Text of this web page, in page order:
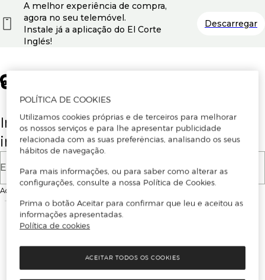
Insira o seu email para se registar ou
iniciar sessão.
E-mail
Ao continuar, aceitas as
A melhor experiência de compra,
agora no seu telemóvel.
Instale já a aplicação do El Corte
Inglés!
Descarregar
POLÍTICA DE COOKIES
Utilizamos cookies próprias e de terceiros para melhorar
os nossos serviços e para lhe apresentar publicidade
relacionada com as suas preferências, analisando os seus
hábitos de navegação.
Para mais informações, ou para saber como alterar as
configurações, consulte a nossa Política de Cookies.
Prima o botão Aceitar para confirmar que leu e aceitou as
informações apresentadas.
Política de cookies
ACEITAR TODOS OS COOKIES